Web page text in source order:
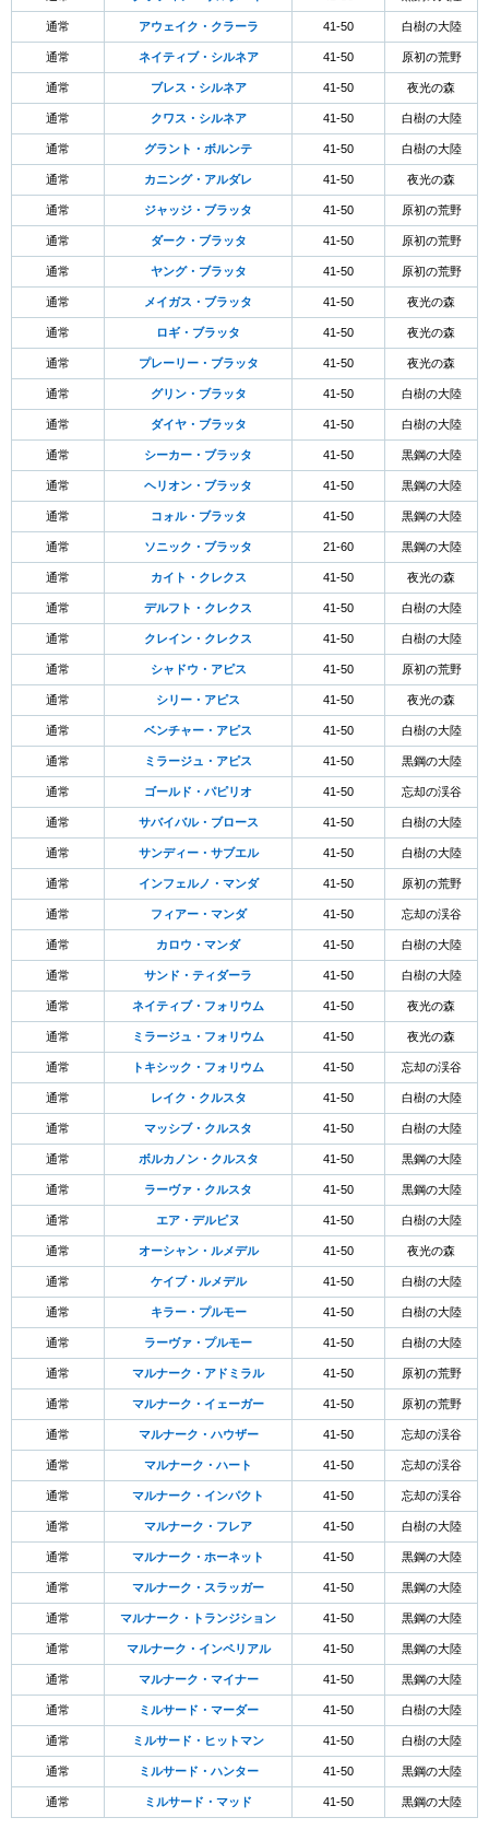
通常 アウェイク・クラーラ 41-50 白樹の大陸
通常 ネイティブ・シルネア 41-50 原初の荒野
通常 ブレス・シルネア 41-50 夜光の森
通常 クワス・シルネア 41-50 白樹の大陸
通常 グラント・ボルンテ 41-50 白樹の大陸
通常 カニング・アルダレ 41-50 夜光の森
通常 ジャッジ・ブラッタ 41-50 原初の荒野
通常 ダーク・ブラッタ 41-50 原初の荒野
通常 ヤング・ブラッタ 41-50 原初の荒野
通常 メイガス・ブラッタ 41-50 夜光の森
通常 ロギ・ブラッタ 41-50 夜光の森
通常 プレーリー・ブラッタ 41-50 夜光の森
通常 グリン・ブラッタ 41-50 白樹の大陸
通常 ダイヤ・ブラッタ 41-50 白樹の大陸
通常 シーカー・ブラッタ 41-50 黒鋼の大陸
通常 ヘリオン・ブラッタ 41-50 黒鋼の大陸
通常 コォル・ブラッタ 41-50 黒鋼の大陸
通常 ソニック・ブラッタ 21-60 黒鋼の大陸
通常 カイト・クレクス 41-50 夜光の森
通常 デルフト・クレクス 41-50 白樹の大陸
通常 クレイン・クレクス 41-50 白樹の大陸
通常 シャドウ・アピス 41-50 原初の荒野
通常 シリー・アピス 41-50 夜光の森
通常 ベンチャー・アピス 41-50 白樹の大陸
通常 ミラージュ・アピス 41-50 黒鋼の大陸
通常 ゴールド・パピリオ 41-50 忘却の渓谷
通常 サバイバル・ブロース 41-50 白樹の大陸
通常 サンディー・サブエル 41-50 白樹の大陸
通常 インフェルノ・マンダ 41-50 原初の荒野
通常 フィアー・マンダ 41-50 忘却の渓谷
通常 カロウ・マンダ 41-50 白樹の大陸
通常 サンド・ティダーラ 41-50 白樹の大陸
通常 ネイティブ・フォリウム 41-50 夜光の森
通常 ミラージュ・フォリウム 41-50 夜光の森
通常 トキシック・フォリウム 41-50 忘却の渓谷
通常 レイク・クルスタ 41-50 白樹の大陸
通常 マッシブ・クルスタ 41-50 白樹の大陸
通常 ボルカノン・クルスタ 41-50 黒鋼の大陸
通常 ラーヴァ・クルスタ 41-50 黒鋼の大陸
通常 エア・デルピヌ 41-50 白樹の大陸
通常 オーシャン・ルメデル 41-50 夜光の森
通常 ケイブ・ルメデル 41-50 白樹の大陸
通常 キラー・プルモー 41-50 白樹の大陸
通常 ラーヴァ・プルモー 41-50 白樹の大陸
通常 マルナーク・アドミラル 41-50 原初の荒野
通常 マルナーク・イェーガー 41-50 原初の荒野
通常 マルナーク・ハウザー 41-50 忘却の渓谷
通常 マルナーク・ハート 41-50 忘却の渓谷
通常 マルナーク・インパクト 41-50 忘却の渓谷
通常 マルナーク・フレア 41-50 白樹の大陸
通常 マルナーク・ホーネット 41-50 黒鋼の大陸
通常 マルナーク・スラッガー 41-50 黒鋼の大陸
通常 マルナーク・トランジション 41-50 黒鋼の大陸
通常 マルナーク・インペリアル 41-50 黒鋼の大陸
通常 マルナーク・マイナー 41-50 黒鋼の大陸
通常 ミルサード・マーダー 41-50 白樹の大陸
通常 ミルサード・ヒットマン 41-50 白樹の大陸
通常 ミルサード・ハンター 41-50 黒鋼の大陸
通常 ミルサード・マッド 41-50 黒鋼の大陸